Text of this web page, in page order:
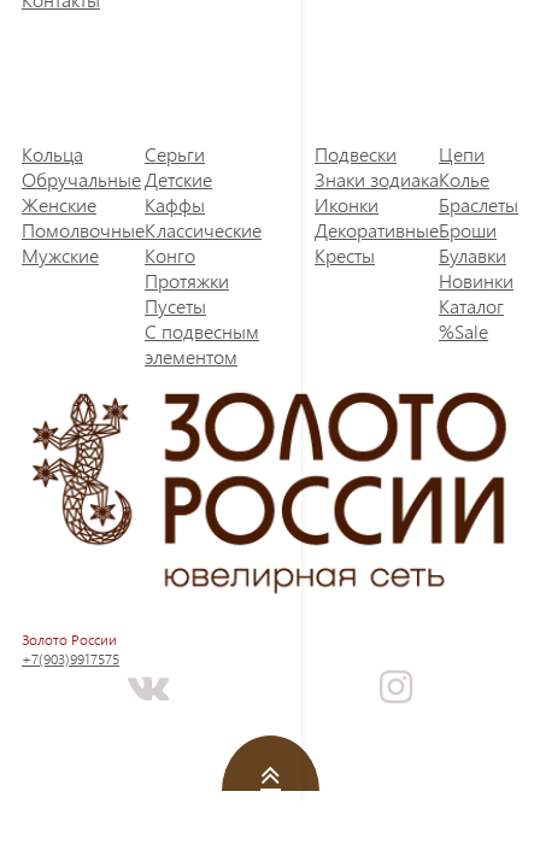
Кольца
Обручальные
Женские
Помолвочные
Мужские
Серьги
Детские
Каффы
Классические
Конго
Протяжки
Пусеты
С подвесным
элементом
Подвески
Знаки зодиака
Иконки
Декоративные
Кресты
Цепи
Колье
Браслеты
Броши
Булавки
Новинки
Каталог
%Sale
Золото России
+7(903)9917575